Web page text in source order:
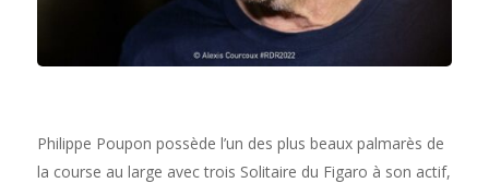
Philippe Poupon possède l’un des plus beaux palmarès de
la course au large avec trois Solitaire du Figaro à son actif,